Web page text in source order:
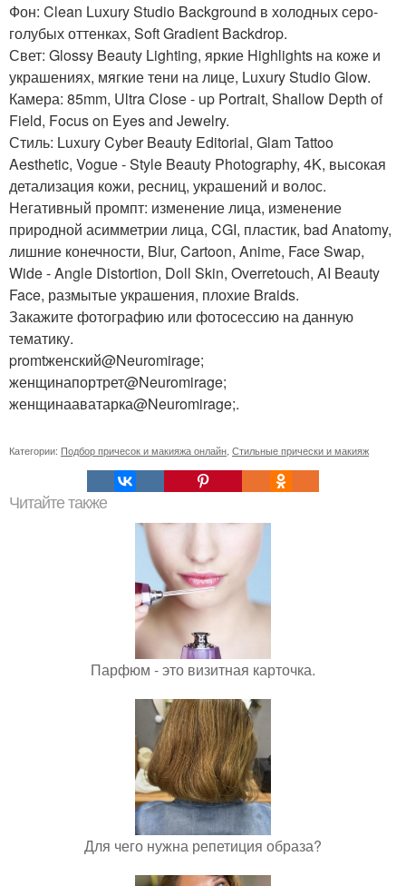
Фон: Clean Luxury Studio Background в холодных серо-
голубых оттенках, Soft Gradient Backdrop.
Свет: Glossy Beauty Lighting, яркие Highlights на коже и
украшениях, мягкие тени на лице, Luxury Studio Glow.
Камера: 85mm, Ultra Close - up Portrait, Shallow Depth of
Field, Focus on Eyes and Jewelry.
Стиль: Luxury Cyber Beauty Editorial, Glam Tattoo
Aesthetic, Vogue - Style Beauty Photography, 4K, высокая
детализация кожи, ресниц, украшений и волос.
Негативный промпт: изменение лица, изменение
природной асимметрии лица, CGI, пластик, bad Anatomy,
лишние конечности, Blur, Cartoon, Anime, Face Swap,
Wide - Angle Distortion, Doll Skin, Overretouch, AI Beauty
Face, размытые украшения, плохие Braids.
Закажите фотографию или фотосессию на данную
тематику.
promtженский@Neuromirage;
женщинапортрет@Neuromirage;
женщинааватарка@Neuromirage;.
Категории: Подбор причесок и макияжа онлайн Стильные прически и макияж
Читайте также
Парфюм - это визитная карточка.
Для чего нужна репетиция образа?